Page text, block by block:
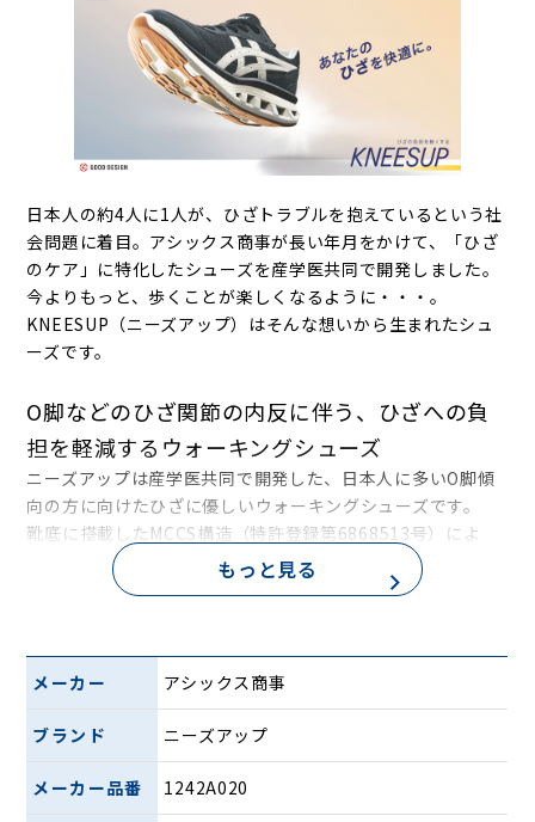
日本人の約4人に1人が、ひざトラブルを抱えているという社
会問題に着目。アシックス商事が長い年月をかけて、「ひざ
のケア」に特化したシューズを産学医共同で開発しました。
今よりもっと、歩くことが楽しくなるように・・・。
KNEESUP（ニーズアップ）はそんな想いから生まれたシュ
ーズです。
O脚などのひざ関節の内反に伴う、ひざへの負
担を軽減するウォーキングシューズ
ニーズアップは産学医共同で開発した、日本人に多いO脚傾
向の方に向けたひざに優しいウォーキングシューズです。
靴底に搭載したMCCS構造（特許登録第6868513号）によ
り、かかと荷重時にひざ関節内側の負担を軽減します。
ポリウレタン素材を使用し、土踏まずの縦アーチやかかと部
慮した舟底設計を取り入れたアウターソールを搭載。
また、かかとのホールド性を高めるため、カウンター（かか
と芯）の形状を追求。内外で長さが異なる専用設計を採用し
ニーズアップの構造
もっと見る
メーカー アシックス商事
ブランド ニーズアップ
メーカー品番 1242A020